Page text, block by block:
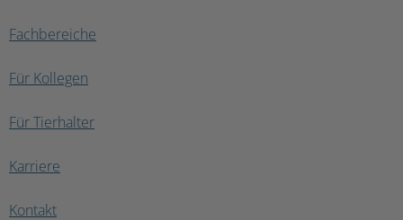
Fachbereiche
Für Kollegen
Für Tierhalter
Karriere
Kontakt